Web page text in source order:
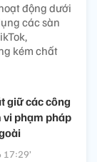
động dưới
các sàn
kém chất
giữ các công
vi phạm pháp